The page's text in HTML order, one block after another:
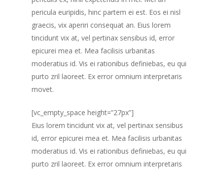
pericula euripidis, hinc partem ei est. Eos ei nisl
graecis, vix aperiri consequat an. Eius lorem
tincidunt vix at, vel pertinax sensibus id, error
epicurei mea et. Mea facilisis urbanitas
moderatius id. Vis ei rationibus definiebas, eu qui
purto zril laoreet. Ex error omnium interpretaris
movet.
[vc_empty_space height=”27px”]
Eius lorem tincidunt vix at, vel pertinax sensibus
id, error epicurei mea et. Mea facilisis urbanitas
moderatius id. Vis ei rationibus definiebas, eu qui
purto zril laoreet. Ex error omnium interpretaris